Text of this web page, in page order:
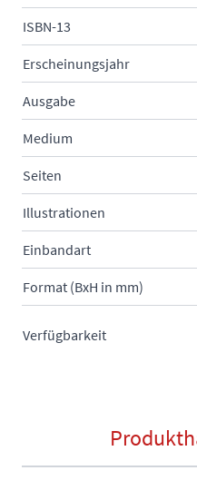
ISBN-13
Erscheinungsjahr
Ausgabe
Medium
Seiten
Illustrationen
Einbandart
Format (BxH in mm)
Verfügbarkeit